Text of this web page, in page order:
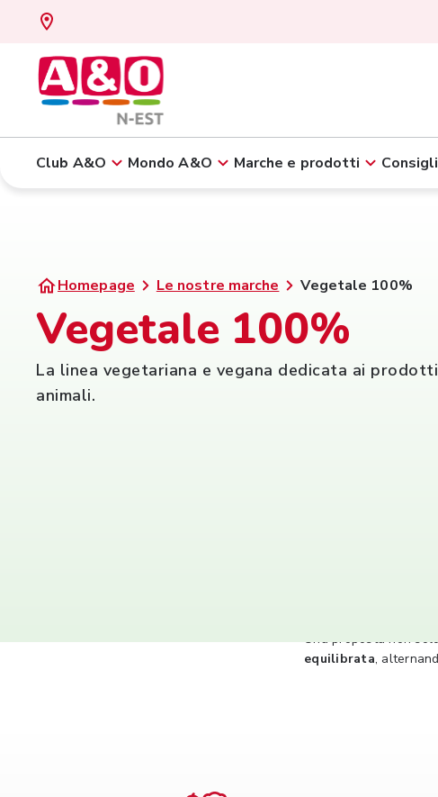
Club A&O Mondo A&O Marche e prodotti
Homepage Le nostre marche Vegetale 100%
Vegetale 100%
La linea vegetariana e vegana dedicata ai
animali.
Una proposta non
equilibrata,